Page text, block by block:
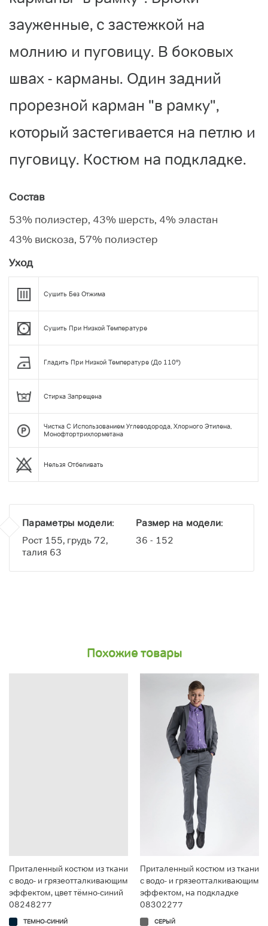
зауженные, с застежкой на
молнию и пуговицу. В боковых
швах - карманы. Один задний
прорезной карман "в рамку",
который застегивается на петлю и
пуговицу. Костюм на подкладке.
Состав
53% полиэстер, 43% шерсть, 4% эластан
43% вискоза, 57% полиэстер
Уход
Сушить Без Отжима
Сушить При Низкой Температуре
Гладить При Низкой Температуре (до 110°)
Стирка Запрещена
Чистка С Использованием Углеводорода, Хлорного Этилена,
Монофтортрихлорметана
Нельзя Отбеливать
Параметры модели:
Рост 155, грудь 72,
талия 63
Размер на модели:
36 - 152
Похожие товары
Приталенный костюм из ткани
с водо- и грязеотталкивающим
эффектом, цвет тёмно-синий
08248277
ТЕМНО-СИНИЙ
Приталенный костюм из ткани
с водо- и грязеотталкивающим
эффектом, на подкладке
08302277
СЕРЫЙ